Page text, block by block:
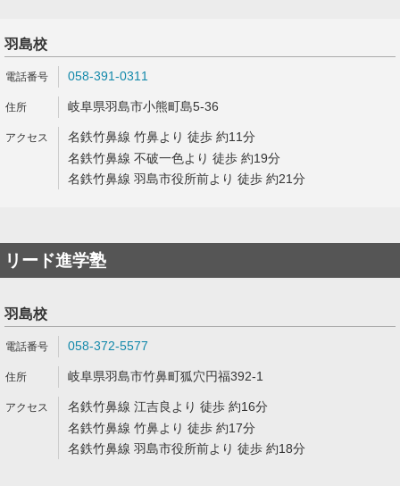
羽島校
058-391-0311
岐阜県羽島市小熊町島5-36
名鉄竹鼻線 竹鼻より 徒歩 約11分
名鉄竹鼻線 不破一色より 徒歩 約19分
名鉄竹鼻線 羽島市役所前より 徒歩 約21分
リード進学塾
羽島校
058-372-5577
岐阜県羽島市竹鼻町狐穴円福392-1
名鉄竹鼻線 江吉良より 徒歩 約16分
名鉄竹鼻線 竹鼻より 徒歩 約17分
名鉄竹鼻線 羽島市役所前より 徒歩 約18分